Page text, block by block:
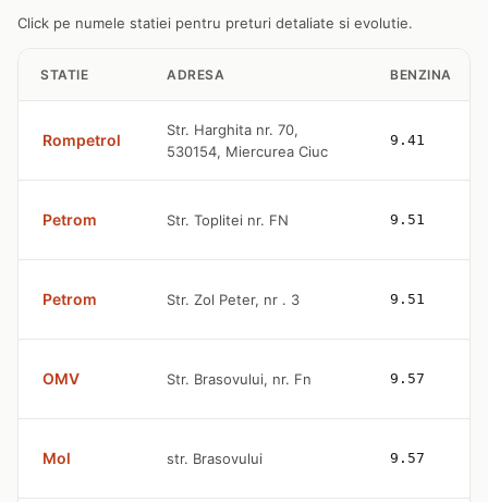
Click pe numele statiei pentru preturi detaliate si evolutie.
STATIE ADRESA BENZINA
Rompetrol
Str. Harghita nr. 70,
530154, Miercurea Ciuc
9.41
Petrom Str. Toplitei nr. FN 9.51
Petrom Str. Zol Peter, nr . 3 9.51
OMV Str. Brasovului, nr. Fn 9.57
Mol str. Brasovului 9.57